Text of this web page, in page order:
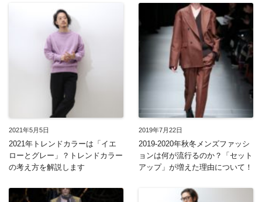
2021年5月5日
2021年トレンドカラーは「イエ
ローとグレー」？トレンドカラー
の考え方を解説します
2019年7月22日
2019-2020年秋冬メンズファッシ
ョンは何が流行るのか？「セット
アップ」が増えた理由について！